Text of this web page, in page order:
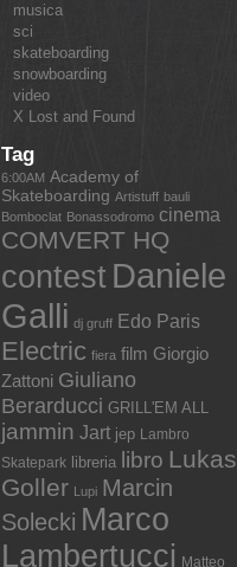
musica
sci
skateboarding
snowboarding
video
X Lost and Found
Tag
6:00AM Academy of
Skateboarding Artistuff bauli
Bomboclat Bonassodromo cinema
COMVERT HQ
contest Daniele
Galli dj gruff Edo Paris
Electric fiera film Giorgio
Zattoni Giuliano
Berarducci GRILL'EM ALL
jammin Jart jep Lambro
Skatepark libreria libro Lukas
Goller Lupi Marcin
Solecki Marco
Lambertucci Matteo